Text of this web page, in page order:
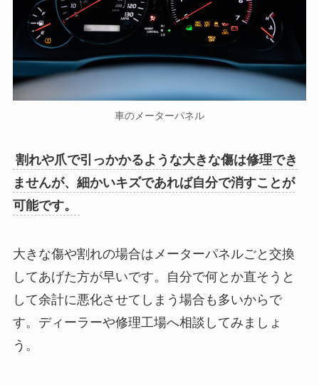
車のメーターパネル
割れや爪で引っかかるような大きな傷は修理でき
ませんが、細かいキズであれば自分で消すことが
可能です。
大きな傷や割れの場合はメーターパネルごと交換
してあげた方が早いです。自分で何とか直そうと
して余計に悪化させてしまう場合も多いからで
す。ディーラーや修理工場へ相談してみましょ
う。